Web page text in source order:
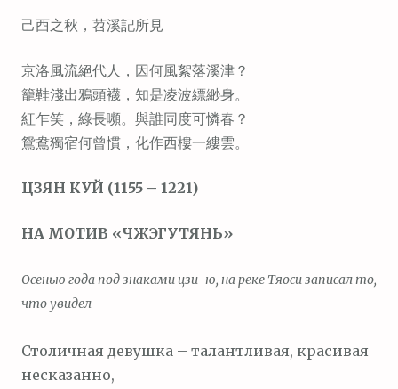
己酉之秋，苕溪記所見
京洛風流絕代人，因何風絮落溪津？
籠鞋淺出鴉頭襪，知是凌波縹緲身。
紅乍笑，綠長嚬。與誰同度可憐春？
鴛鴦獨宿何曾慣，化作西樓一縷雲。
ЦЗЯН КУЙ (1155 – 1221)
НА МОТИВ «ЧЖЭГУТЯНЬ»
Осенью года под знаками цзи-ю, на реке Тяоси записал то,
что увидел
Столичная девушка – талантливая, красивая
несказанно,